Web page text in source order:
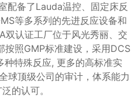
配备了Lauda温控、固定床反
等多系列的先进反应设备和
双认证工厂位于风光秀丽、交
按照GMP标准建设，采用DCS
种特殊反应, 更多的高标准实
球顶级公司的审计，体系能力
的认可。